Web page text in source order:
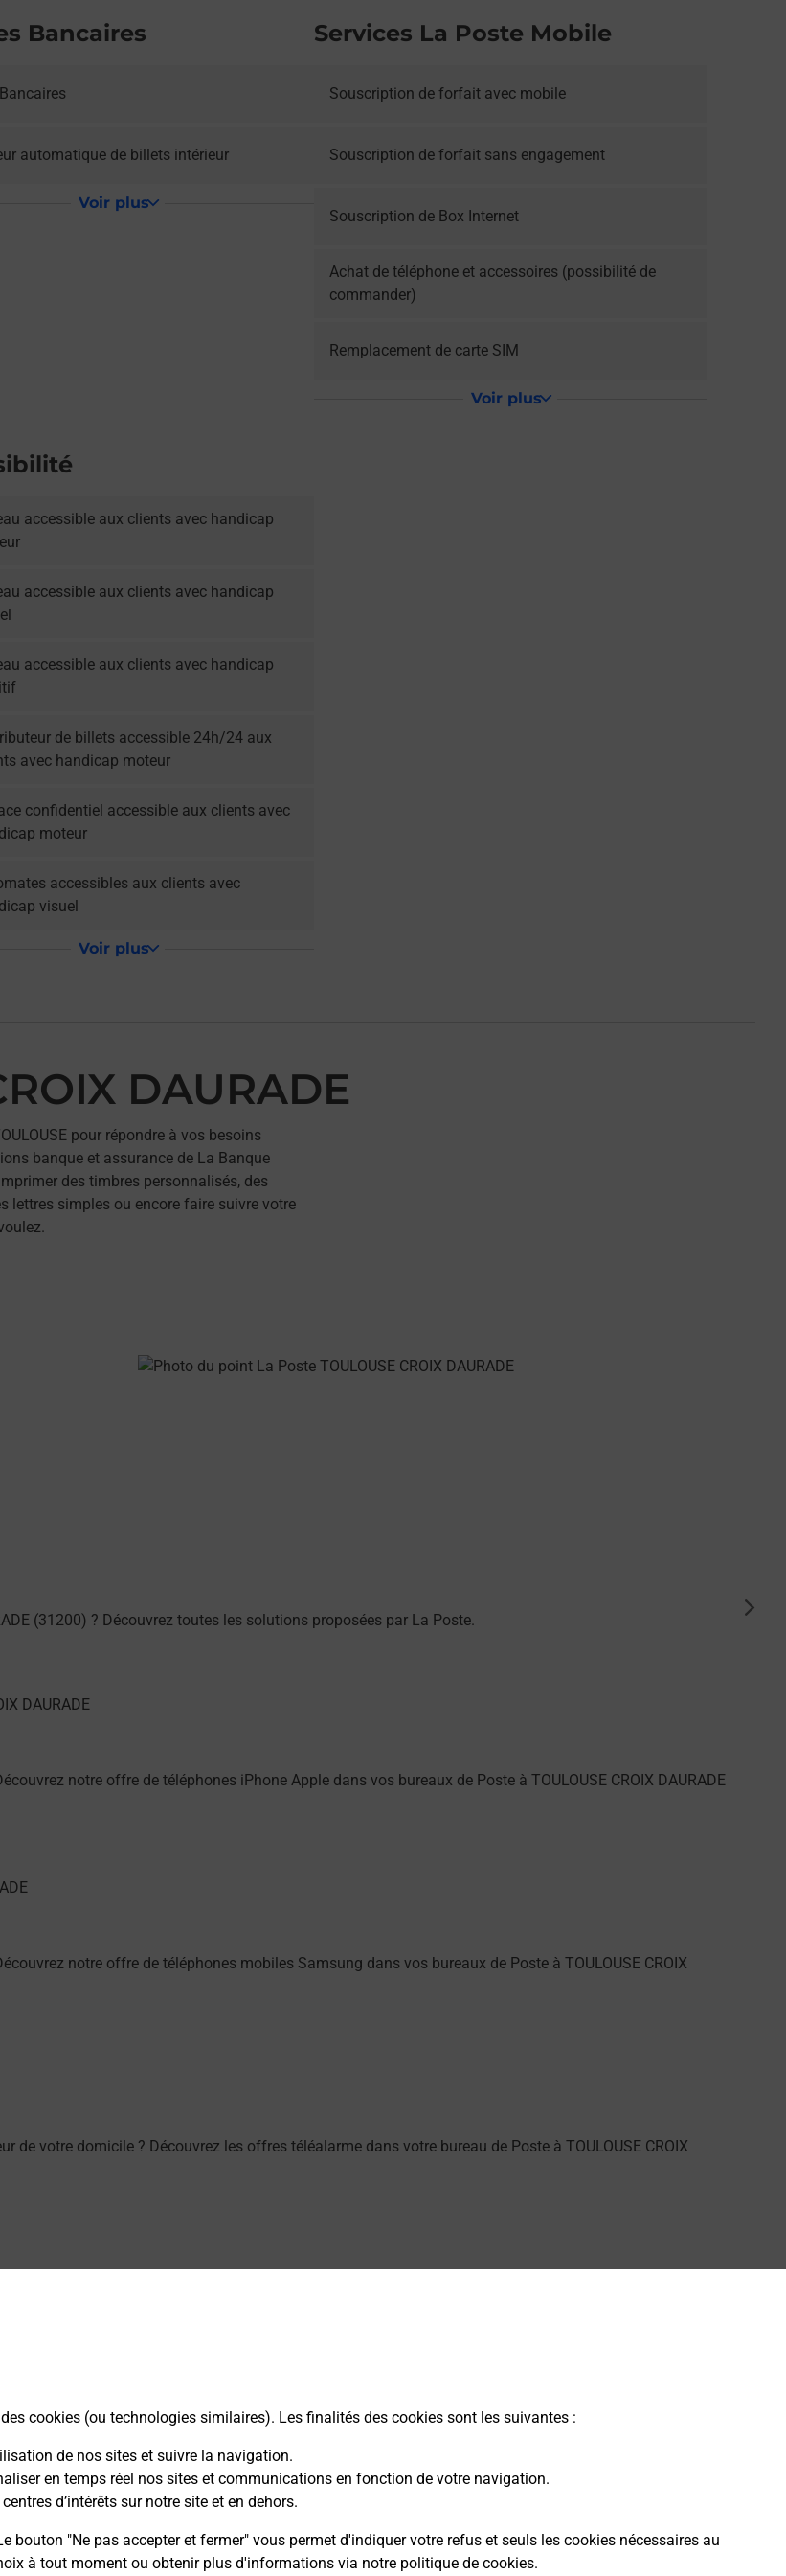
cookies (ou technologies similaires). Les finalités des cookies sont les suivantes :
de nos sites et suivre la navigation.
en temps réel nos sites et communications en fonction de votre navigation.
d’intérêts sur notre site et en dehors.
bouton "Ne pas accepter et fermer" vous permet d'indiquer votre refus et seuls les cookies nécessaires au
à tout moment ou obtenir plus d'informations via notre politique de cookies.
Bancaires
automatique de billets intérieur
Voir plus
Services La Poste Mobile
Souscription de forfait avec mobile
Souscription de forfait sans engagement
Souscription de Box Internet
Achat de téléphone et accessoires (possibilité de
commander)
Remplacement de carte SIM
Voir plus
accessible aux clients avec handicap
accessible aux clients avec handicap
accessible aux clients avec handicap
de billets accessible 24h/24 aux
avec handicap moteur
confidentiel accessible aux clients avec
moteur
accessibles aux clients avec
visuel
Voir plus
DAURADE
pour répondre à vos besoins
banque et assurance de La Banque
des timbres personnalisés, des
lettres simples ou encore faire suivre votre
(31200) ? Découvrez toutes les solutions proposées par La Poste.
notre offre de téléphones iPhone Apple dans vos bureaux de Poste à TOULOUSE CROIX DAURADE
notre offre de téléphones mobiles Samsung dans vos bureaux de Poste à TOULOUSE CROIX
de votre domicile ? Découvrez les offres téléalarme dans votre bureau de Poste à TOULOUSE CROIX
La Poste - TOULOUSE Croix Daurade (31200) ? Découvrez l'offre proposée par La Poste.
l'offre proposée par La Poste.